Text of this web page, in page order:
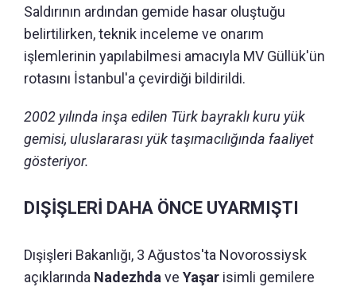
Saldırının ardından gemide hasar oluştuğu
belirtilirken, teknik inceleme ve onarım
işlemlerinin yapılabilmesi amacıyla MV Güllük'ün
rotasını İstanbul'a çevirdiği bildirildi.
2002 yılında inşa edilen Türk bayraklı kuru yük
gemisi, uluslararası yük taşımacılığında faaliyet
gösteriyor.
DIŞİŞLERİ DAHA ÖNCE UYARMIŞTI
Dışişleri Bakanlığı, 3 Ağustos'ta Novorossiysk
açıklarında Nadezhdave Yaşar isimli gemilere